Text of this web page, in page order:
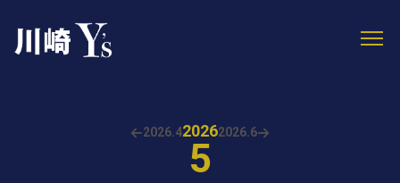
2026.42026
5
2026.6